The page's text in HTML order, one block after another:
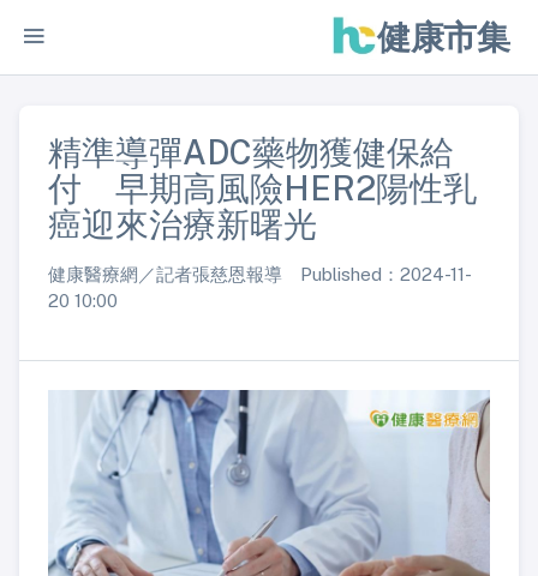
健康市集
精準導彈ADC藥物獲健保給
付 早期高風險HER2陽性乳
癌迎來治療新曙光
健康醫療網／記者張慈恩報導 Published：2024-11-
20 10:00